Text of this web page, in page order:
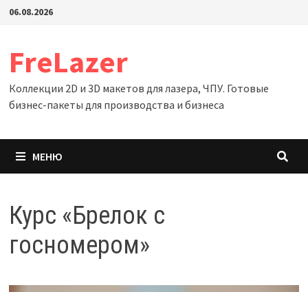
Перейти
06.08.2026
FreLazer
Коллекции 2D и 3D макетов для лазера, ЧПУ. Готовые
бизнес-пакеты для производства и бизнеса
МЕНЮ
Курс «Брелок с
госномером»